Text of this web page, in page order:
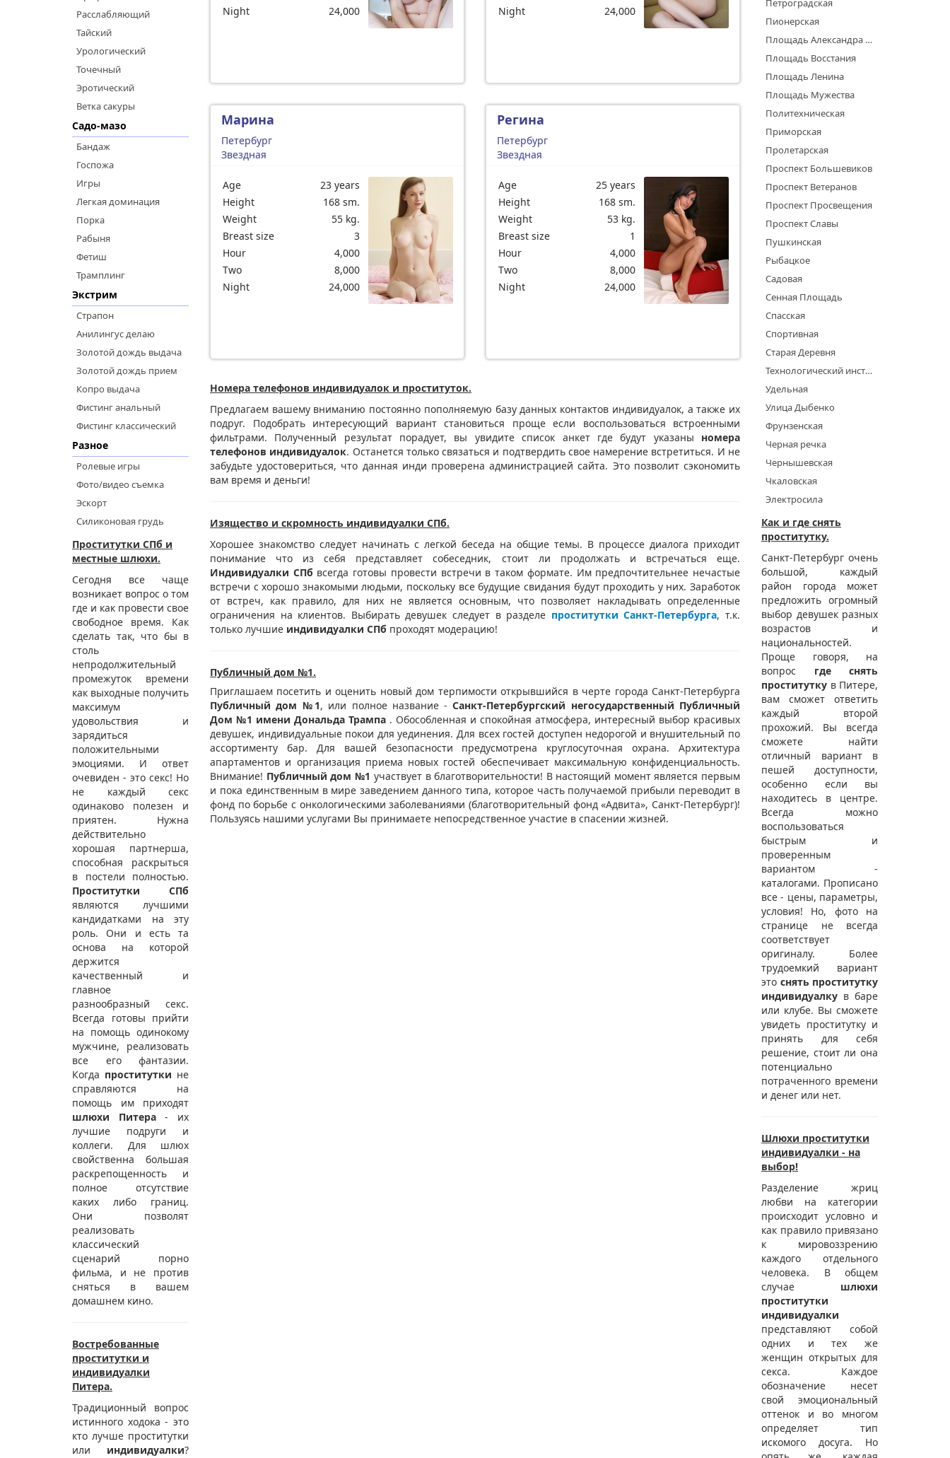
Расслабляющий
Тайский
Урологический
Точечный
Эротический
Ветка сакуры
Садо-мазо
Бандаж
Госпожа
Игры
Легкая доминация
Порка
Рабыня
Фетиш
Трамплинг
Экстрим
Страпон
Анилингус делаю
Золотой дождь выдача
Золотой дождь прием
Копро выдача
Фистинг анальный
Фистинг классический
Разное
Ролевые игры
Фото/видео съемка
Эскорт
Силиконовая грудь
Проститутки СПб и
местные шлюхи.
Сегодня все чаще
возникает вопрос о том
где и как провести свое
свободное время. Как
сделать так, что бы в
столь
непродолжительный
промежуток времени
как выходные получить
максимум
удовольствия и
зарядиться
положительными
эмоциями. И ответ
очевиден - это секс! Но
не каждый секс
одинаково полезен и
приятен. Нужна
действительно
хорошая партнерша,
способная раскрыться
в постели полностью.
Проститутки СПб
являются лучшими
кандидатками на эту
роль. Они и есть та
основа на которой
держится
качественный и
главное
разнообразный секс.
Всегда готовы прийти
на помощь одинокому
мужчине, реализовать
все его фантазии.
Когда проститутки не
справляются на
помощь им приходят
шлюхи Питера- их
лучшие подруги и
коллеги. Для шлюх
свойственна большая
раскрепощенность и
полное отсутствие
каких либо границ.
Они позволят
реализовать
классический
сценарий порно
фильма, и не против
сняться в вашем
домашнем кино.
Востребованные
проститутки и
индивидуалки
Питера.
Традиционный вопрос
истинного ходока - это
кто лучше проститутки
или индивидуалки?
Night
24,000
Night
24,000
Марина
Петербург
Звездная
Age
23 years
Height
168 sm.
Weight
55 kg.
Breast size
3
Hour
4,000
Two
8,000
Night
24,000
Регина
Петербург
Звездная
Age
25 years
Height
168 sm.
Weight
53 kg.
Breast size
1
Hour
4,000
Two
8,000
Night
24,000
Номера телефонов индивидуалок и проституток.
Предлагаем вашему вниманию постоянно пополняемую базу данных контактов индивидуалок, а также их
подруг. Подобрать интересующий вариант становиться проще если воспользоваться встроенными
фильтрами. Полученный результат порадует, вы увидите список анкет где будут указаны номера
телефонов индивидуалок. Останется только связаться и подтвердить свое намерение встретиться. И не
забудьте удостовериться, что данная инди проверена администрацией сайта. Это позволит сэкономить
вам время и деньги!
Изящество и скромность индивидуалки СПб.
Хорошее знакомство следует начинать с легкой беседа на общие темы. В процессе диалога приходит
понимание что из себя представляет собеседник, стоит ли продолжать и встречаться еще.
Индивидуалки СПб всегда готовы провести встречи в таком формате. Им предпочтительнее нечастые
встречи с хорошо знакомыми людьми, поскольку все будущие свидания будут проходить у них. Заработок
от встреч, как правило, для них не является основным, что позволяет накладывать определенные
ограничения на клиентов. Выбирать девушек следует в разделе проститутки Санкт-Петербурга, т.к.
только лучшие индивидуалки СПб проходят модерацию!
Публичный дом №1.
Приглашаем посетить и оценить новый дом терпимости открывшийся в черте города Санкт-Петербурга
Публичный дом №1, или полное название -Санкт-Петербургский негосударственный Публичный
Дом №1 имени Дональда Трампа . Обособленная и спокойная атмосфера, интересный выбор красивых
девушек, индивидуальные покои для уединения. Для всех гостей доступен недорогой и внушительный по
ассортименту бар. Для вашей безопасности предусмотрена круглосуточная охрана. Архитектура
апартаментов и организация приема новых гостей обеспечивает максимальную конфиденциальность.
Внимание! Публичный дом №1 участвует в благотворительности! В настоящий момент является первым
и пока единственным в мире заведением данного типа, которое часть получаемой прибыли переводит в
фонд по борьбе с онкологическими заболеваниями (благотворительный фонд «Адвита», Санкт-Петербург)!
Пользуясь нашими услугами Вы принимаете непосредственное участие в спасении жизней.
Петроградская
Пионерская
Площадь Александра Невского
Площадь Восстания
Площадь Ленина
Площадь Мужества
Политехническая
Приморская
Пролетарская
Проспект Большевиков
Проспект Ветеранов
Проспект Просвещения
Проспект Славы
Пушкинская
Рыбацкое
Садовая
Сенная Площадь
Спасская
Спортивная
Старая Деревня
Технологический институт
Удельная
Улица Дыбенко
Фрунзенская
Черная речка
Чернышевская
Чкаловская
Электросила
Как и где снять
проститутку.
Санкт-Петербург очень
большой, каждый
район города может
предложить огромный
выбор девушек разных
возрастов и
национальностей.
Проще говоря, на
вопрос где снять
проститутку в Питере,
вам сможет ответить
каждый второй
прохожий. Вы всегда
сможете найти
отличный вариант в
пешей доступности,
особенно если вы
находитесь в центре.
Всегда можно
воспользоваться
быстрым и
проверенным
вариантом -
каталогами. Прописано
все - цены, параметры,
условия! Но, фото на
странице не всегда
соответствует
оригиналу. Более
трудоемкий вариант
это снять проститутку
индивидуалку в баре
или клубе. Вы сможете
увидеть проститутку и
принять для себя
решение, стоит ли она
потенциально
потраченного времени
и денег или нет.
Шлюхи проститутки
индивидуалки - на
выбор!
Разделение жриц
любви на категории
происходит условно и
как правило привязано
к мировоззрению
каждого отдельного
человека. В общем
случае шлюхи
проститутки
индивидуалки
представляют собой
одних и тех же
женщин открытых для
секса. Каждое
обозначение несет
свой эмоциональный
оттенок и во многом
определяет тип
искомого досуга. Но